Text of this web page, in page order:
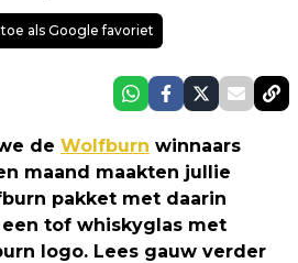
als Google favoriet
de Wolfburn winnaars
maand maakten jullie
pakket met daarin
tof whiskyglas met
logo. Lees gauw verder